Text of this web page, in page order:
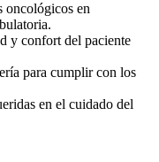
oncológicos en
y confort del paciente
para cumplir con los
en el cuidado del